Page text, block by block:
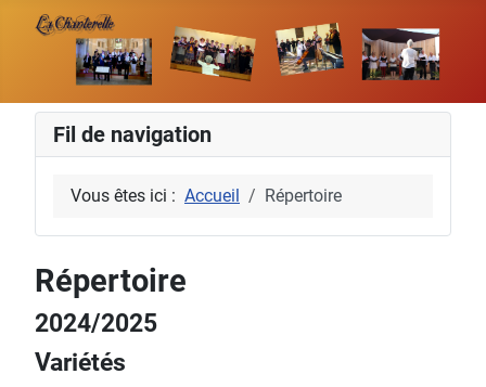
Fil de navigation
Vous êtes ici : Accueil Répertoire
Répertoire
2024/2025
Variétés